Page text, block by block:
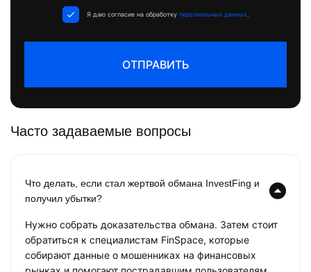
Я даю согласие на обработку персональных данных
ОТПРАВИТЬ
Часто задаваемые вопросы
Что делать, если стал жертвой обмана InvestFing и
получил убытки?
Нужно собрать доказательства обмана. Затем стоит
обратиться к специалистам FinSpace, которые
собирают данные о мошенниках на финансовых